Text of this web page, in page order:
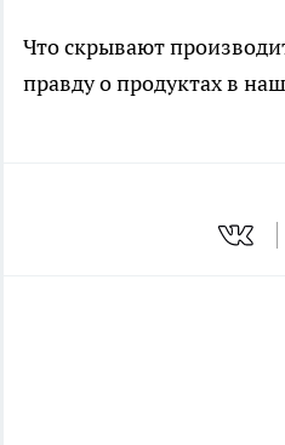
Что скрывают
правду о продуктах в